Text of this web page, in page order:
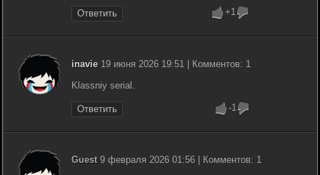
Ответить +1
inavie19 июня 2026 19:51 | Комментов: 1
Klassniy serial.
Ответить -1
Guest9 февраля 2026 01:56 | Комментов: 1